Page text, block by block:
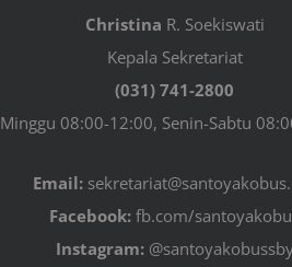
Christina R. Soekiswati
Kepala Sekretariat
(031) 741-2800
Minggu 08:00-12:00, Senin-Sabtu
Email:
Facebook: fb.com/
Instagram: